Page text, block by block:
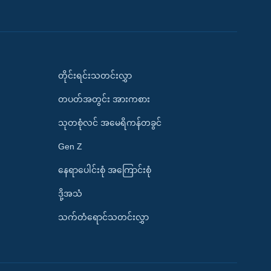
တိုင်းရင်းသတင်းလွှာ
တပတ်အတွင်း အားကစား
သုတစုံလင် အမေရိကန်တခွင်
Gen Z
နေရာပေါင်းစုံ အကြောင်းစုံ
ဒို့အသံ
သက်တံရောင်သတင်းလွှာ